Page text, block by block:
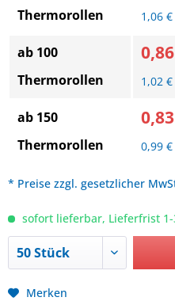
Thermorollen
1,06
ab 100
Thermorollen
1,02
ab 150
Thermorollen
0,99
* Preise zzgl. gesetzlicher
sofort lieferbar, Lieferfrist 1-
Merken